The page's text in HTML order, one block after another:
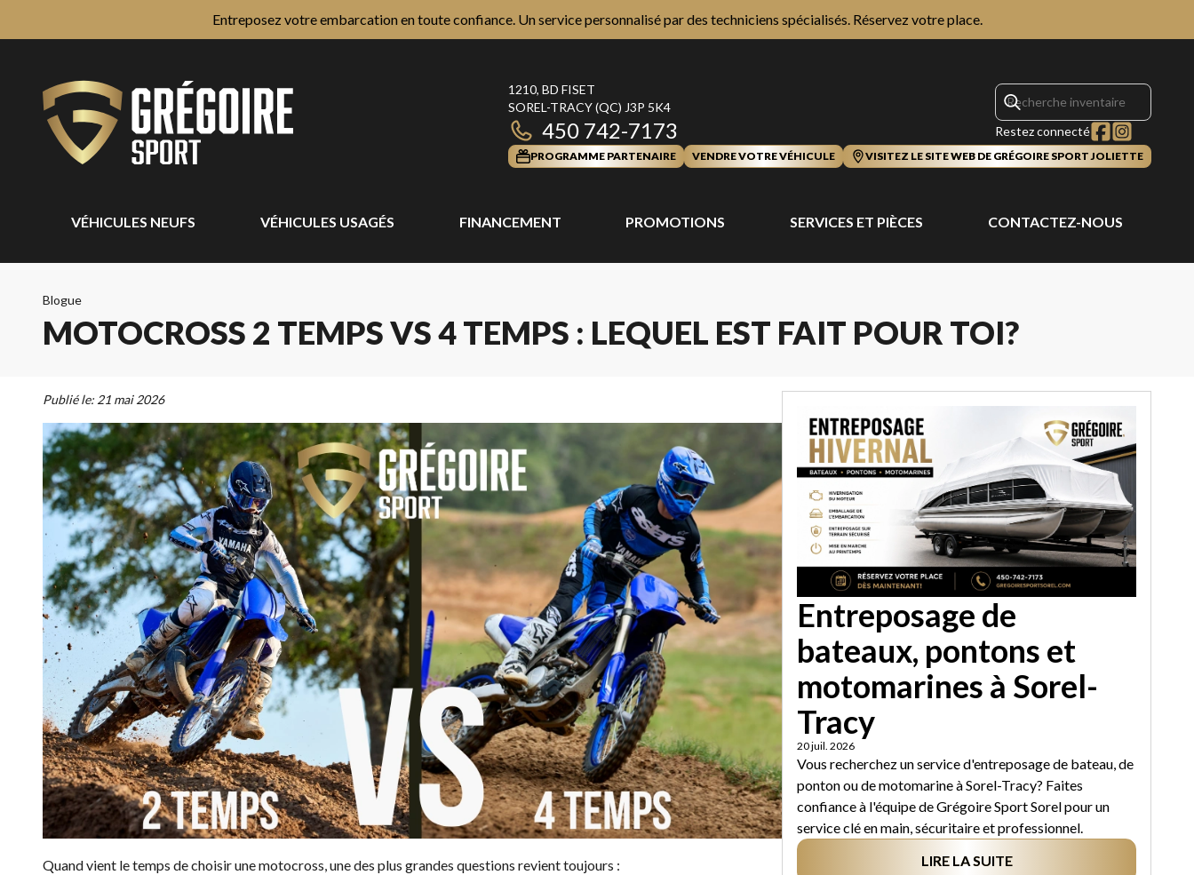
Entreposez votre embarcation en toute confiance. Un service personnalisé par des techniciens spécialisés. Réservez votre place.
1210, BD FISET
SOREL-TRACY(QC) J3P 5K4
450 742-7173 Restez connecté
PROGRAMME PARTENAIRE VENDRE VOTRE VÉHICULE VISITEZ LE SITE WEB DE GRÉGOIRE SPORT JOLIETTE
VÉHICULES NEUFS VÉHICULES USAGÉS FINANCEMENT PROMOTIONS SERVICES ET PIÈCES CONTACTEZ-NOUS
Blogue
MOTOCROSS 2 TEMPS VS 4 TEMPS : LEQUEL EST FAIT POUR TOI?
Publié le: 21 mai 2026
Quand vient le temps de choisir une motocross, une des plus grandes questions revient toujours :
Entreposage de
bateaux, pontons et
motomarines à Sorel-
Tracy
20 juil. 2026
Vous recherchez un service d'entreposage de bateau, de
ponton ou de motomarine à Sorel-Tracy? Faites
confiance à l'équipe de Grégoire Sport Sorel pour un
service clé en main, sécuritaire et professionnel.
LIRE LA SUITE